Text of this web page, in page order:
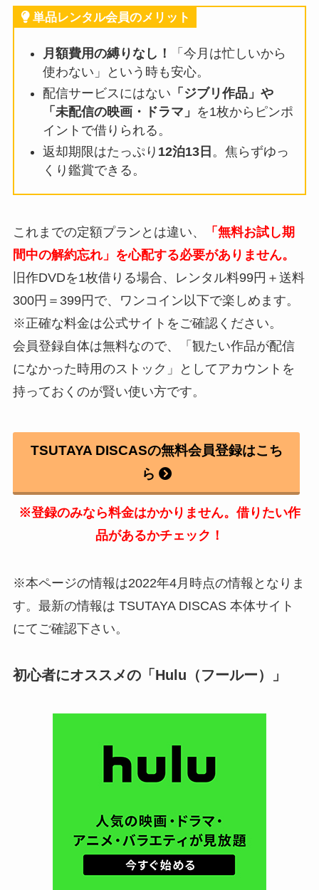
単品レンタル会員のメリット
月額費用の縛りなし！
「今月は忙しいから
使わない」という時も安心。
配信サービスにはない 「ジブリ作品」や
「未配信の映画・ドラマ」 を1枚からピンポ
イントで借りられる。
返却期限はたっぷり 12泊13日 。焦らずゆっ
くり鑑賞できる。
これまでの定額プランとは違い、
「無料お試し期
間中の解約忘れ」を心配する必要がありません。
旧作DVDを1枚借りる場合、レンタル料99円＋送料
300円＝399円で、ワンコイン以下で楽しめます。
※正確な料金は公式サイトをご確認ください。
会員登録自体は無料なので、「観たい作品が配信
になかった時用のストック」としてアカウントを
持っておくのが賢い使い方です。
TSUTAYA DISCASの無料会員登録はこち
ら
※登録のみなら料金はかかりません。借りたい作
品があるかチェック！
※本ページの情報は2022年4月時点の情報となりま
す。最新の情報は TSUTAYA DISCAS 本体サイト
にてご確認下さい。
初心者にオススメの「Hulu（フールー）」